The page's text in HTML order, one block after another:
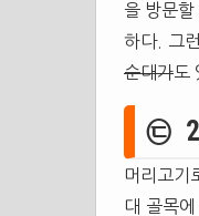
을 방문
하다. 그
순대가도
㉢
머리고기
대 골목